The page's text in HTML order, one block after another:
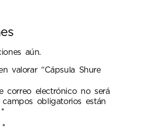
aún.
valorar “Cápsula Shure
correo electrónico no será
campos obligatorios están
*
*